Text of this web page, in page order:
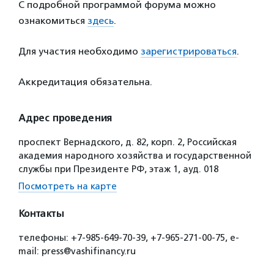
С подробной программой форума можно
ознакомиться здесь.
Для участия необходимо зарегистрироваться.
Аккредитация обязательна.
Адрес проведения
проспект Вернадского, д. 82, корп. 2, Российская
академия народного хозяйства и государственной
службы при Президенте РФ, этаж 1, ауд. 018
Посмотреть на карте
Контакты
телефоны: +7-985-649-70-39, +7-965-271-00-75, e-
mail: press@vashifinancy.ru